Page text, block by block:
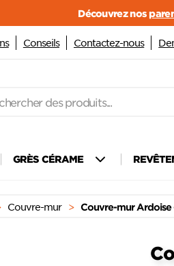
Découvrez nos
Conseils Contactez-nous
GRÈS CÉRAME
Couvre-mur > Couvre-mur Ardoise